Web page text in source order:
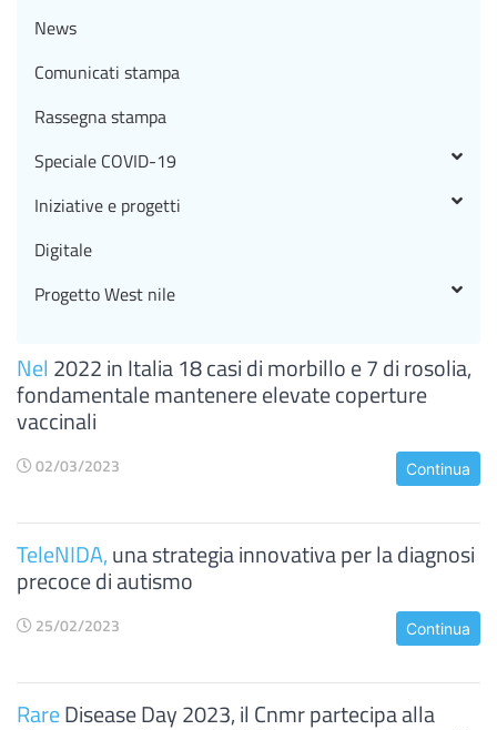
Nel 2022 in Italia 18 casi di morbillo e 7 di rosolia,
fondamentale mantenere elevate coperture
vaccinali
02/03/2023 Continua
TeleNIDA,una strategia innovativa per la diagnosi
precoce di autismo
25/02/2023 Continua
RareDisease Day 2023, il Cnmr partecipa alla
News
Comunicati stampa
Rassegna stampa
Speciale COVID-19
Iniziative e progetti
Digitale
Progetto West nile